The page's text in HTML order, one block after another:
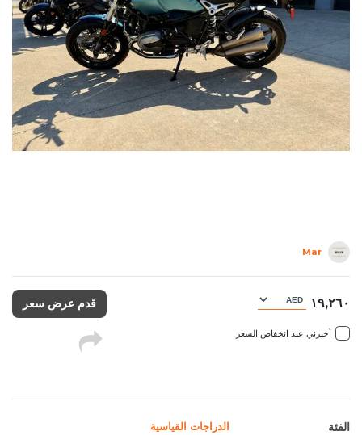
Mar
١٩,٢٦٠
أخبرني عند انخفاض السعر
قدم عرض سعر
الفئة الدراجات القياسية